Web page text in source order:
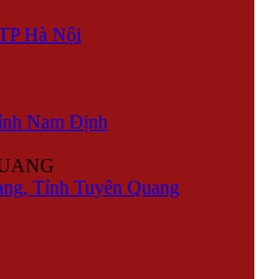
Hà Nội
Nam Định
Tỉnh Tuyên Quang